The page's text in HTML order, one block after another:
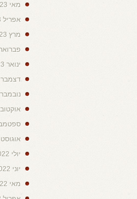
מאי 2023
אפריל 2023
מרץ 2023
פברואר
ינואר 2023
דצמבר 2022
נובמבר 2022
אוקטובר
ספטמבר
אוגוסט 2022
יולי 2022
יוני 2022
מאי 2022